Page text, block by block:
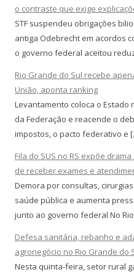
o contraste que exige
STF suspendeu obrigações
antiga Odebrecht em acordos
o governo federal aceitou
Rio Grande do Sul recebe
União, aponta ranking
Levantamento coloca o Estado
da Federação e reacende o
impostos, o pacto federativo e
Fila do SUS no RS expõe
de receber exames e
Demora por consultas,
saúde pública e aumenta
junto ao governo federal No
Defesa sanitária, rebanho e
agronegócio no Rio Grande do
Nesta quinta-feira, setor rural